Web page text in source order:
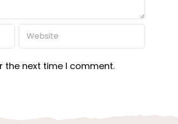
the next time I comment.